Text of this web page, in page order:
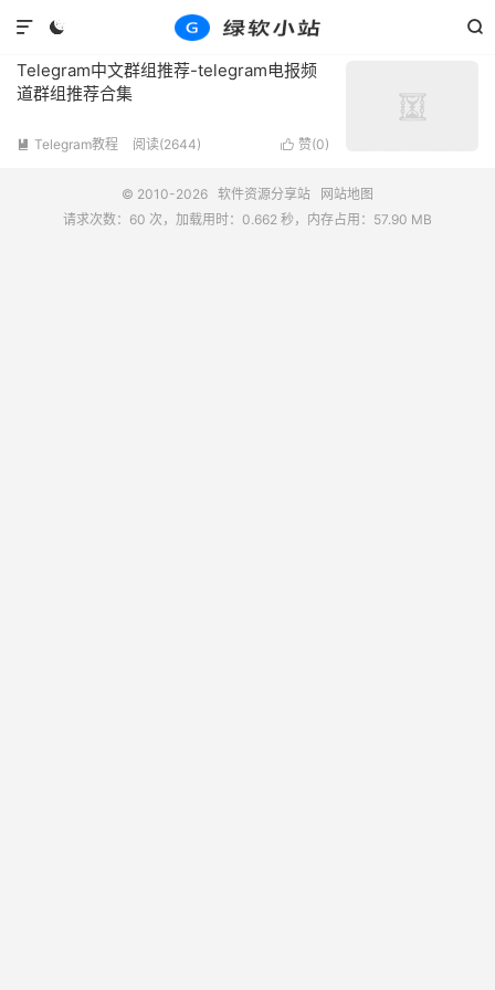


 共 1 篇文章
标签：telegram中文群组
Telegram中文群组推荐-telegram电报频
道群组推荐合集
 赞(0)
 Telegram教程 阅读(2644)
© 2010-2026 软件资源分享站
网站地图
请求次数：60 次，加载用时：0.662 秒，内存占用：57.90 MB